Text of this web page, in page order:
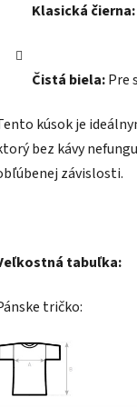
Klasická čierna:
Čistá biela:Pre
kúsok je
bez kávy
závislosti.
tabuľka:
tričko: